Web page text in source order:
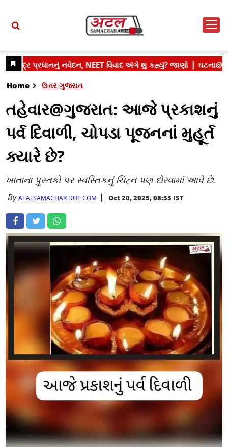
Home ઉત્તર ગુજરાત
તહેવાર@ગુજરાત: આજે પ્રકાશનું
પર્વ દિવાળી, ચોપડા પૂજનનાં મુહૂર્ત
ક્યારે છે?
ખાતાના પુસ્તકો પર સ્વસ્તિકનું ચિહ્ન પણ દોરવામાં આવે છે.
ByATALSAMACHAR DOT COM Oct 20, 2025, 08:55 IST